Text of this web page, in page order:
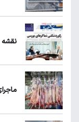
زمان
نگاه
نقشه